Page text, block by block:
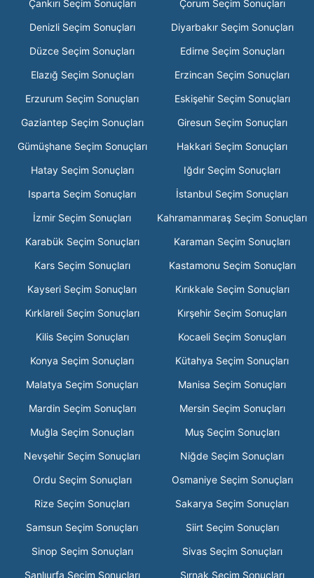
Çankırı Seçim Sonuçları
Çorum Seçim Sonuçları
Denizli Seçim Sonuçları
Diyarbakır Seçim Sonuçları
Düzce Seçim Sonuçları
Edirne Seçim Sonuçları
Elazığ Seçim Sonuçları
Erzincan Seçim Sonuçları
Erzurum Seçim Sonuçları
Eskişehir Seçim Sonuçları
Gaziantep Seçim Sonuçları
Giresun Seçim Sonuçları
Gümüşhane Seçim Sonuçları
Hakkari Seçim Sonuçları
Hatay Seçim Sonuçları
Iğdır Seçim Sonuçları
Isparta Seçim Sonuçları
İstanbul Seçim Sonuçları
İzmir Seçim Sonuçları
Kahramanmaraş Seçim Sonuçları
Karabük Seçim Sonuçları
Karaman Seçim Sonuçları
Kars Seçim Sonuçları
Kastamonu Seçim Sonuçları
Kayseri Seçim Sonuçları
Kırıkkale Seçim Sonuçları
Kırklareli Seçim Sonuçları
Kırşehir Seçim Sonuçları
Kilis Seçim Sonuçları
Kocaeli Seçim Sonuçları
Konya Seçim Sonuçları
Kütahya Seçim Sonuçları
Malatya Seçim Sonuçları
Manisa Seçim Sonuçları
Mardin Seçim Sonuçları
Mersin Seçim Sonuçları
Muğla Seçim Sonuçları
Muş Seçim Sonuçları
Nevşehir Seçim Sonuçları
Niğde Seçim Sonuçları
Ordu Seçim Sonuçları
Osmaniye Seçim Sonuçları
Rize Seçim Sonuçları
Sakarya Seçim Sonuçları
Samsun Seçim Sonuçları
Siirt Seçim Sonuçları
Sinop Seçim Sonuçları
Sivas Seçim Sonuçları
Şanlıurfa Seçim Sonuçları
Şırnak Seçim Sonuçları